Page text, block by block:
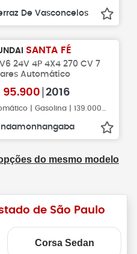
De Vasconcelos
SANTA FÉ
24V 4P 4X4 270 CV 7
Automático
95.900 2016
do mesmo modelo
de São Paulo
Corsa Sedan